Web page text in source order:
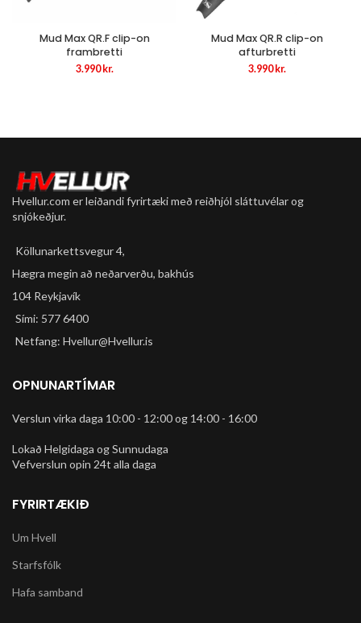
Mud Max QR.F clip-on
frambretti
3.990 kr.
Mud Max QR.R clip-on
afturbretti
3.990 kr.
Hvellur.com er leiðandi fyrirtæki með reiðhjól sláttuvélar og
snjókeðjur.
Köllunarkettsvegur 4,
Hægra megin að neðarverðu, bakhús
104 Reykjavík
Sími: 577 6400
Netfang: Hvellur@Hvellur.is
OPNUNARTÍMAR
Verslun virka daga 10:00 - 12:00 og 14:00 - 16:00
Lokað Helgidaga og Sunnudaga
Vefverslun opin 24t alla daga
FYRIRTÆKIÐ
Um Hvell
Starfsfólk
Hafa samband